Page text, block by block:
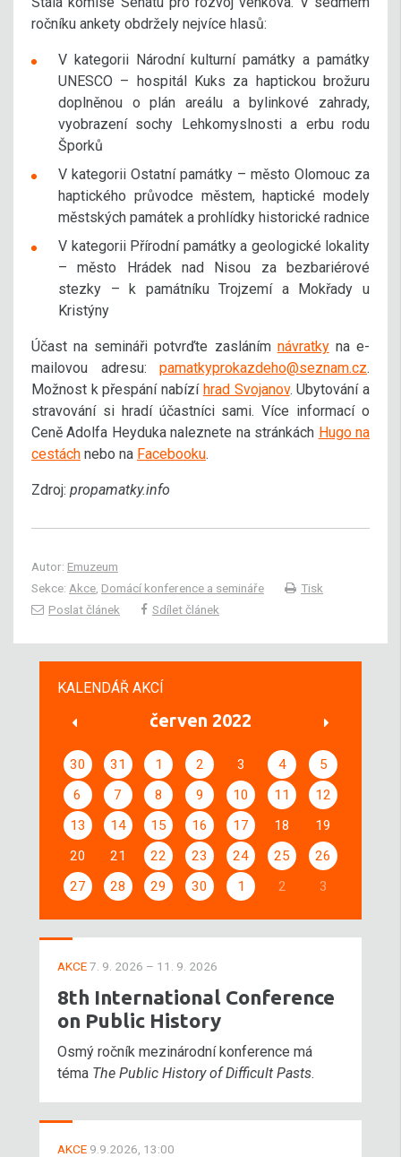
ročníku ankety obdržely nejvíce hlasů:
V kategorii Národní kulturní památky a památky
UNESCO – hospitál Kuks za haptickou brožuru
doplněnou o plán areálu a bylinkové zahrady,
vyobrazení sochy Lehkomyslnosti a erbu rodu
Šporků
V kategorii Ostatní památky – město Olomouc za
haptického průvodce městem, haptické modely
městských památek a prohlídky historické radnice
V kategorii Přírodní památky a geologické lokality
– město Hrádek nad Nisou za bezbariérové
stezky – k památníku Trojzemí a Mokřady u
Kristýny
Účast na semináři potvrďte zasláním návratkyna e-
mailovou adresu: pamatkyprokazdeho@seznam.cz.
Možnost k přespání nabízí hrad Svojanov. Ubytování a
stravování si hradí účastníci sami. Více informací o
Ceně Adolfa Heyduka naleznete na stránkách Hugo na
cestách nebo na Facebooku.
Zdroj: propamatky.info
Autor: Emuzeum
Sekce: Akce Domácí konference a semináře
Tisk
Poslat článek
Sdílet článek
KALENDÁŘ AKCÍ
červen 2022
30 31 1 2 3 4
5
6
7 8 9 10 11
12
13
14 15 16 17 18
19
20
21 22 23 24 25
26
27
28 29 30 1 2 3
AKCE7. 9. 2026 – 11. 9. 2026
8th International Conference
on Public History
Osmý ročník mezinárodní konference má
téma The Public History of Difficult Pasts.
AKCE 9.9.2026, 13:00